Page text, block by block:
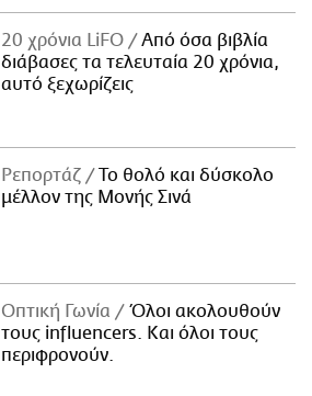
20 χρόνια LiFO
Από όσα βιβλία
διάβασες τα τελευταία 20 χρόνια,
αυτό ξεχωρίζεις
Ρεπορτάζ
Το θολό και δύσκολο
μέλλον της Μονής Σινά
Οπτική Γωνία
Όλοι ακολουθούν
τους influencers. Και όλοι τους
περιφρονούν.